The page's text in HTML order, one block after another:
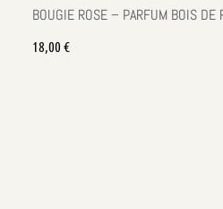
BOUGIE ROSE – PARFUM BOIS DE
18,00 €